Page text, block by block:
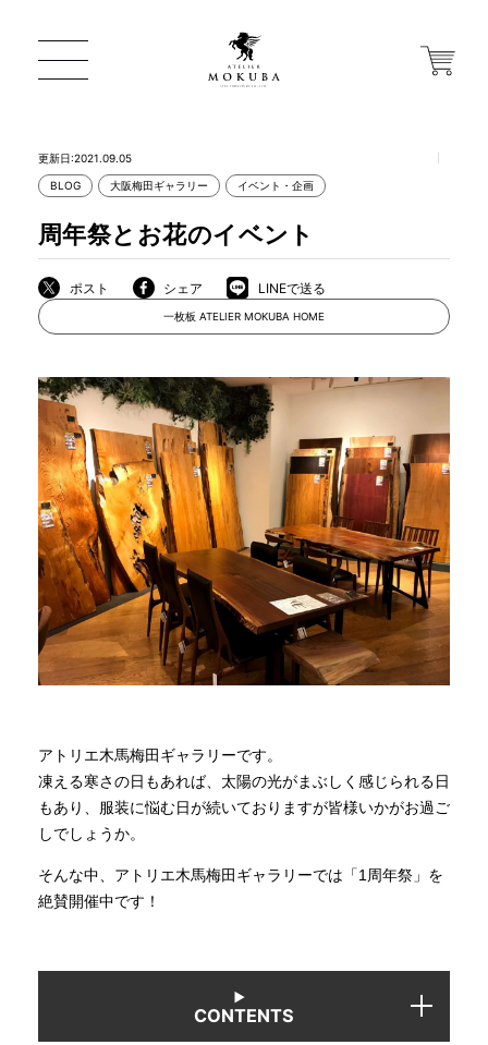
店舗から探す
MOKUBA について
商品情報
直営店
イベント
全商品一覧
新入荷情報
INFORMATION
更新日:2021.09.05
BLOG 大阪梅田ギャラリー イベント・企画
周年祭とお花のイベント
ポスト シェア LINEで送る
一枚板 ATELIER MOKUBA HOME
アトリエ木馬梅田ギャラリーです。
凍える寒さの日もあれば、太陽の光がまぶしく感じられる日
もあり、服装に悩む日が続いておりますが皆様いかがお過ご
しでしょうか。
そんな中、アトリエ木馬梅田ギャラリーでは「1周年祭」を
絶賛開催中です！
CONTENTS